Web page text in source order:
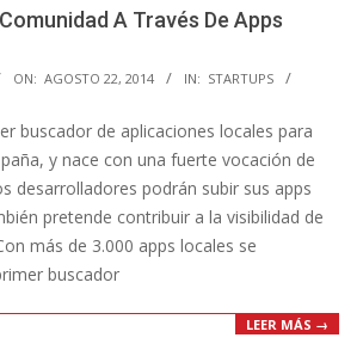
A Través De Apps
ON: AGOSTO 22, 2014 IN: STARTUPS
buscador de aplicaciones locales para
y nace con una fuerte vocación de
desarrolladores podrán subir sus apps
pretende contribuir a la visibilidad de
más de 3.000 apps locales se
buscador
LEER MÁS →